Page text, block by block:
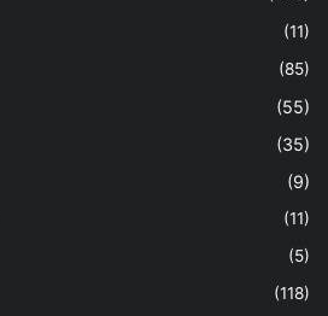
(11)
(85)
(55)
(35)
(9)
(11)
(5)
(118)